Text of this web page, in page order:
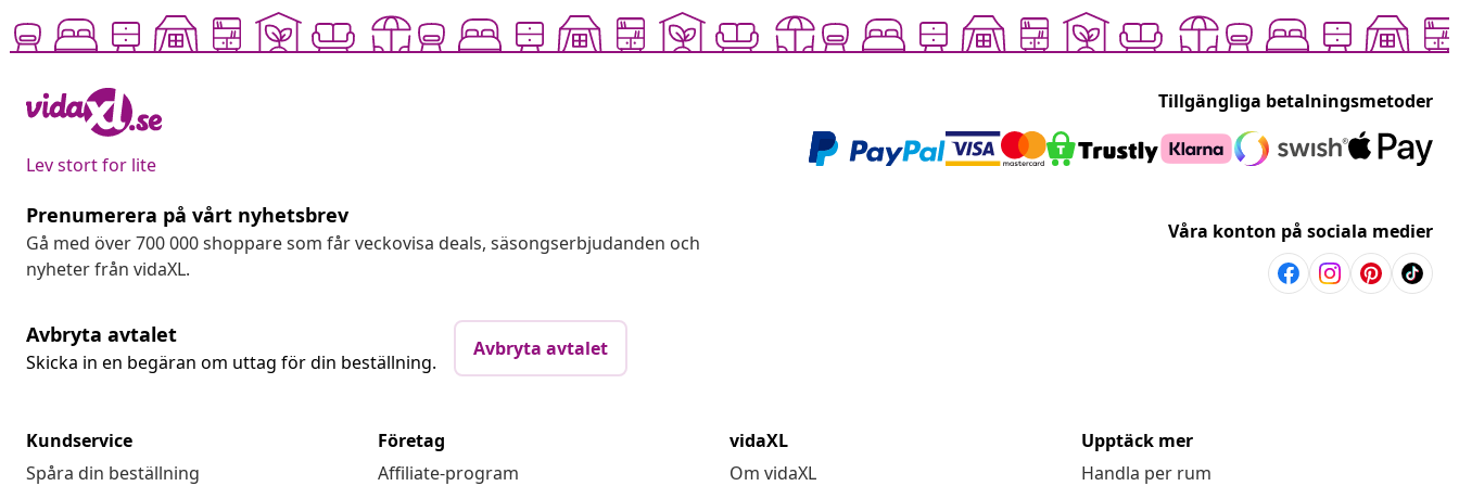
Lev stort for lite
Tillgängliga betalningsmetoder
Prenumerera på vårt nyhetsbrev
Gå med över 700 000 shoppare som får veckovisa deals, säsongserbjudanden och
nyheter från vidaXL.
Våra konton på sociala medier
Avbryta avtalet
Skicka in en begäran om uttag för din beställning.
Avbryta avtalet
Kundservice
Spåra din beställning
Företag
Affiliate-program
vidaXL
Om vidaXL
Upptäck mer
Handla per rum